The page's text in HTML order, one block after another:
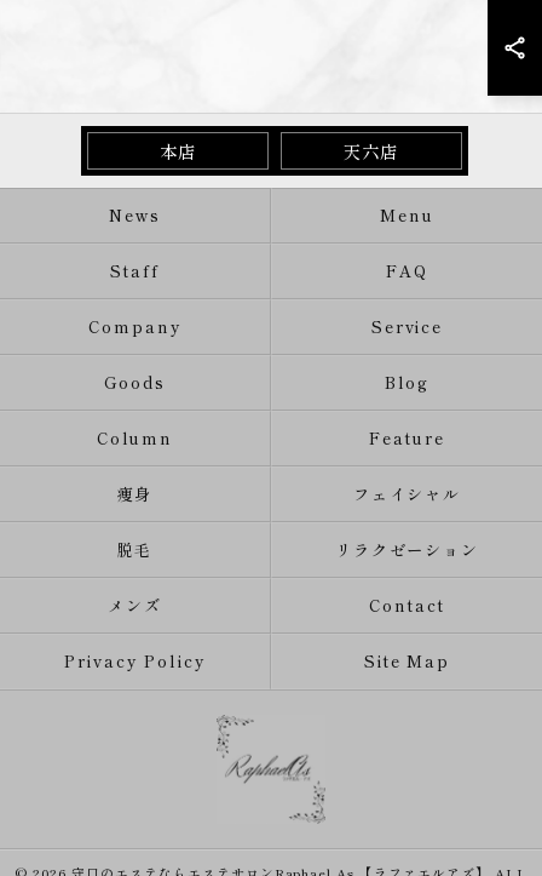
本店 天六店
News Menu
Staff FAQ
Company Service
Goods Blog
Column Feature
痩身 フェイシャル
脱毛 リラクゼーション
メンズ Contact
Privacy Policy Site Map